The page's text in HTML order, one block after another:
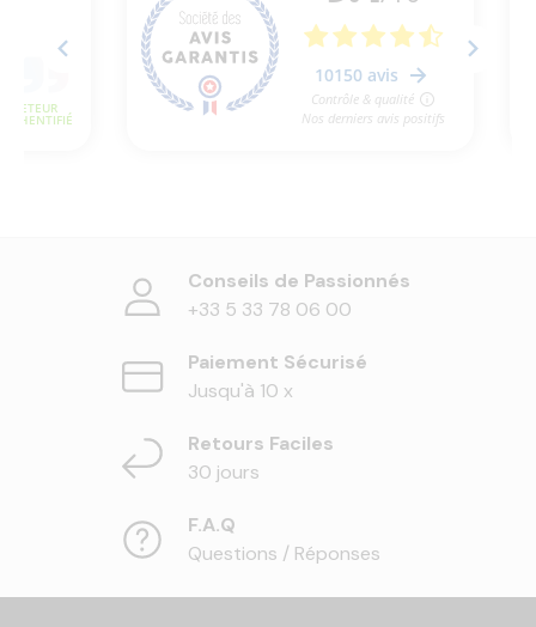
Conseils de Passionnés
+33 5 33 78 06 00
Paiement Sécurisé
Jusqu'à 10 x
Retours Faciles
30 jours
F.A.Q
Questions / Réponses